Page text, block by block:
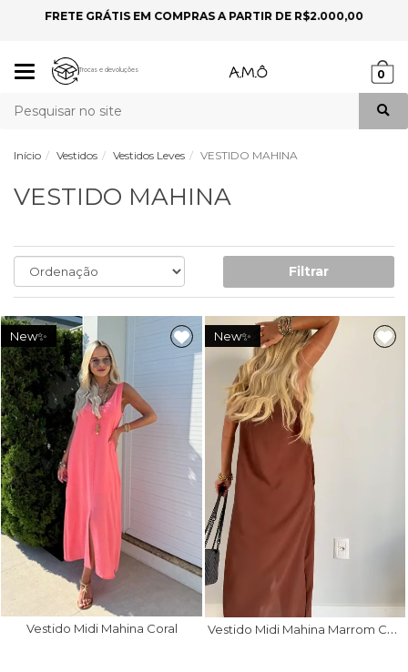
FRETE GRÁTIS EM COMPRAS A PARTIR DE R$2.000,00
Mudar
Trocas e devoluções 0
Início Vestidos Vestidos Leves VESTIDO MAHINA
VESTIDO MAHINA
Filtrar
New✨
Vestido Midi Mahina Coral
New✨
V
estido Midi Mahina Marrom Café